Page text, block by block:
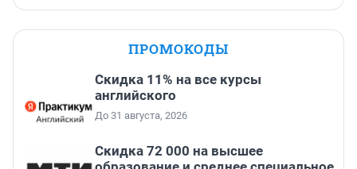
ПРОМОКОДЫ
Скидка 11% на все курсы
английского
До 31 августа, 2026
Скидка 72 000 на высшее